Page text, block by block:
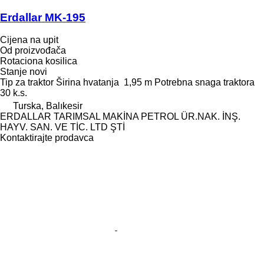
Erdallar MK-195
Cijena na upit
Od proizvođača
Rotaciona kosilica
Stanje novi
Tip za traktor Širina hvatanja 1,95 m Potrebna snaga traktora
30 k.s.
Turska, Balıkesir
ERDALLAR TARIMSAL MAKİNA PETROL ÜR.NAK. İNŞ.
HAYV. SAN. VE TİC. LTD ŞTİ
Kontaktirajte prodavca